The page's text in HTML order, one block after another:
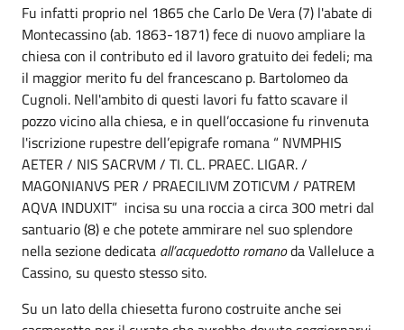
Fu infatti proprio nel 1865 che Carlo De Vera (7) l'abate di
Montecassino (ab. 1863-1871) fece di nuovo ampliare la
chiesa con il contributo ed il lavoro gratuito dei fedeli; ma
il maggior merito fu del francescano p. Bartolomeo da
Cugnoli. Nell'ambito di questi lavori fu fatto scavare il
pozzo vicino alla chiesa, e in quell’occasione fu rinvenuta
l'iscrizione rupestre dell’epigrafe romana “ NVMPHIS
AETER / NIS SACRVM / TI. CL. PRAEC. LIGAR. /
MAGONIANVS PER / PRAECILIVM ZOTICVM / PATREM
AQVA INDUXIT” incisa su una roccia a circa 300 metri dal
santuario (8) e che potete ammirare nel suo splendore
nella sezione dedicata all’acquedotto romanoda Valleluce a
Cassino, su questo stesso sito.
Su un lato della chiesetta furono costruite anche sei